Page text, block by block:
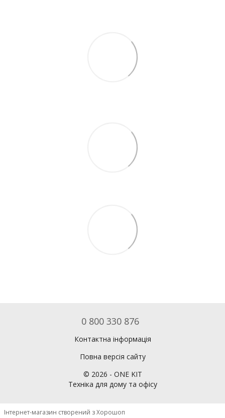
0 800 330 876
Контактна інформація
Повна версія сайту
© 2026 - ONE KIT
Техніка для дому та офісу
Інтернет-магазин створений з Хорошоп